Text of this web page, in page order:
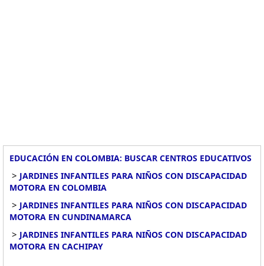
EDUCACIÓN EN COLOMBIA: BUSCAR CENTROS EDUCATIVOS
> JARDINES INFANTILES PARA NIÑOS CON DISCAPACIDAD
MOTORA EN COLOMBIA
> JARDINES INFANTILES PARA NIÑOS CON DISCAPACIDAD
MOTORA EN CUNDINAMARCA
> JARDINES INFANTILES PARA NIÑOS CON DISCAPACIDAD
MOTORA EN CACHIPAY